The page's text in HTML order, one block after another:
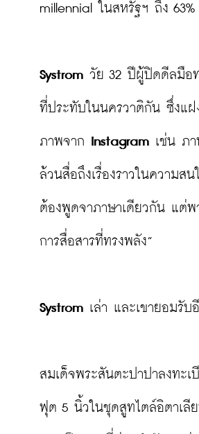
millennial ในสหรัฐฯ ถึง 63%
Systrom วัย 32 ปีผู้ปิดดีลมือ
ที่ประทับในนครวาติกัน ซึ่งแ
ภาพจาก Instagram เช่น ภ
ล้วนสื่อถึงเรื่องราวในความส
ต้องพูดจาภาษาเดียวกัน แต่พ
การสื่อสารที่ทรงพลัง”
Systrom เล่า และเขายอมรับ
สมเด็จพระสันตะปาปาลงทะเ
ฟุต 5 นิ้วในชุดสูทไตล์อิตาเลี